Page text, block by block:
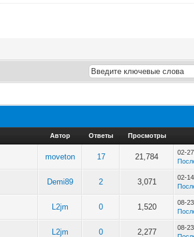
Автор Ответы Просмотры
moveton 17 21,784
02-
Demi89 2 3,071
02-
L2jm 0 1,520
08-
L2jm 0 2,277
08-